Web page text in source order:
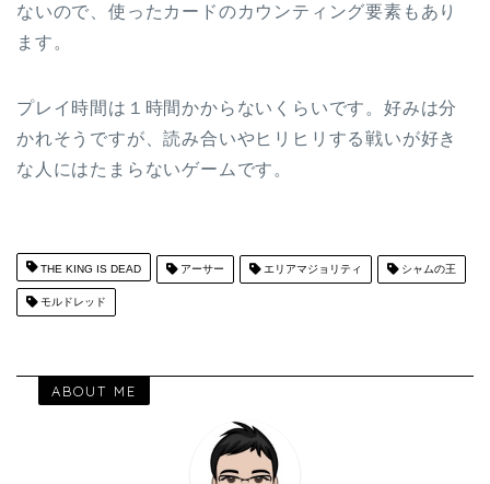
ないので、使ったカードのカウンティング要素もあり
ます。
プレイ時間は１時間かからないくらいです。好みは分
かれそうですが、読み合いやヒリヒリする戦いが好き
な人にはたまらないゲームです。
THE KING IS DEAD アーサー エリアマジョリティ シャムの王
モルドレッド
ABOUT ME